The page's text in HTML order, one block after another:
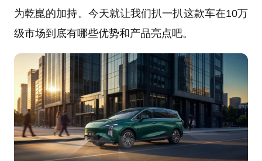
为乾崑的加持。今天就让我们扒一扒这款车在10万
级市场到底有哪些优势和产品亮点吧。